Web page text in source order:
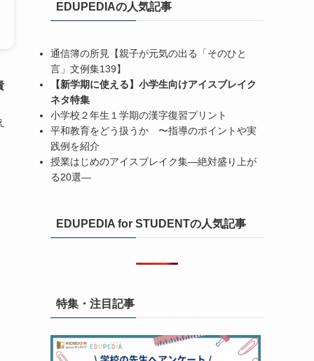
EDUPEDIAの人気記事
通信簿の所見【親子が元気の出る「そのひと
言」文例集139】
【新学期に使える】小学生向けアイスブレイク
ネタ特集
小学校２年生１学期の漢字復習プリント
平和教育をどう扱うか 〜指導のポイントや実
践例を紹介
授業はじめのアイスブレイク集―絶対盛り上が
る20選―
EDUPEDIA for STUDENTの人気記事
特集・注目記事